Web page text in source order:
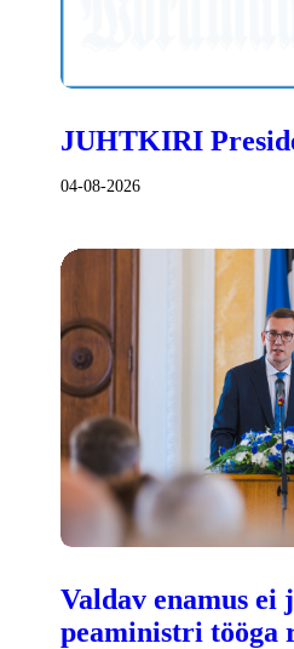
JUHTKIRI
04-08-2026
Valdav enamus
peaministri tööga